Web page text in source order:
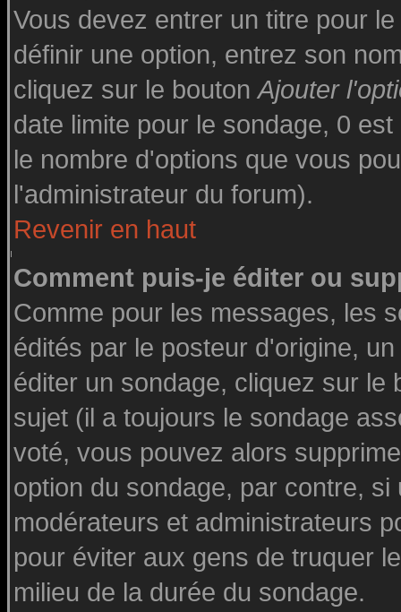
Vous devez entrer un titre pour
définir une option, entrez son
cliquez sur le boutonAjouter
date limite pour le sondage, 0
le nombre d'options que vous
l'administrateur du forum).
Revenir en haut
Comment puis-je éditer ou
Comme pour les messages, les
édités par le posteur d'origine,
éditer un sondage, cliquez sur le
sujet (il a toujours le sondage
voté, vous pouvez alors
option du sondage, par contre,
modérateurs et administrateurs
pour éviter aux gens de truquer
milieu de la durée du sondage.